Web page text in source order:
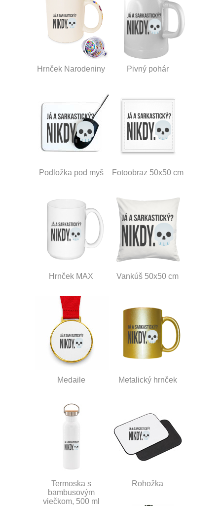
Hrnček Narodeniny Pivný pohár
Podložka pod myš Fotoobraz 50x50 cm
Hrnček MAX Vankúš 50x50 cm
Medaile Metalický hrnček
Termoska s
bambusovým
viečkom, 500 ml
Rohožka